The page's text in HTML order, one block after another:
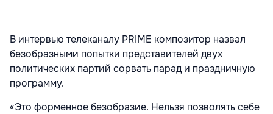
В интервью телеканалу PRIME композитор назвал
безобразными попытки представителей двух
политических партий сорвать парад и праздничную
программу.
«Это форменное безобразие. Нельзя позволять себе